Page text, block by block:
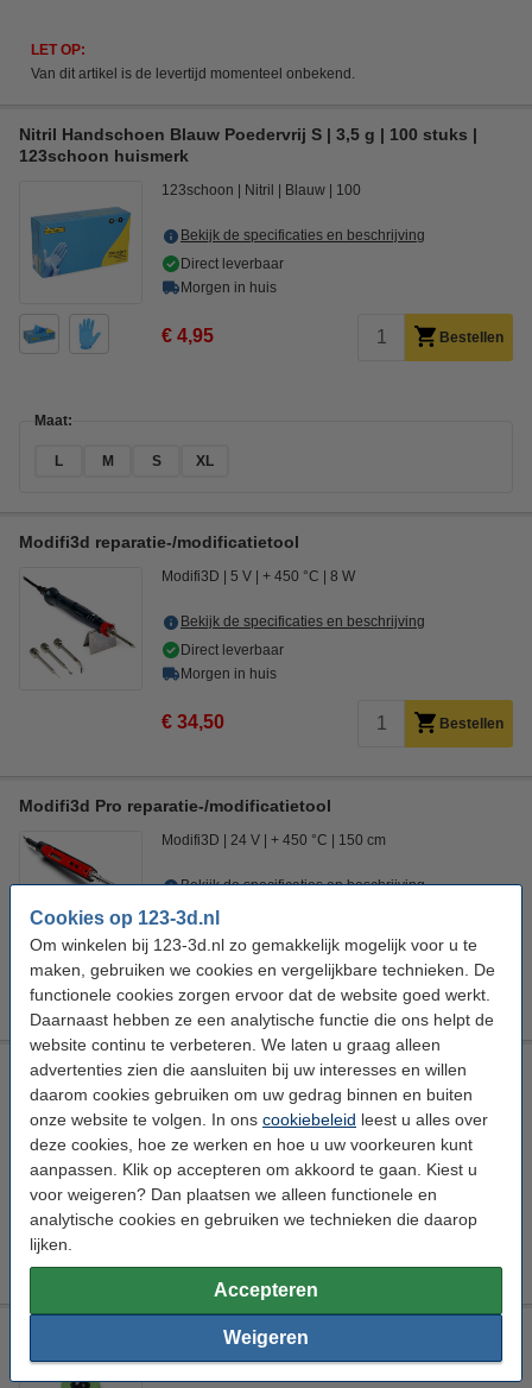
Cookies op 123-3d.nl
Om winkelen bij 123-3d.nl zo gemakkelijk mogelijk voor u te
maken, gebruiken we cookies en vergelijkbare technieken. De
functionele cookies zorgen ervoor dat de website goed werkt.
Daarnaast hebben ze een analytische functie die ons helpt de
website continu te verbeteren. We laten u graag alleen
advertenties zien die aansluiten bij uw interesses en willen
daarom cookies gebruiken om uw gedrag binnen en buiten
onze website te volgen. In ons cookiebeleid leest u alles over
deze cookies, hoe ze werken en hoe u uw voorkeuren kunt
aanpassen. Klik op accepteren om akkoord te gaan. Kiest u
voor weigeren? Dan plaatsen we alleen functionele en
analytische cookies en gebruiken we technieken die daarop
lijken.
Accepteren
Weigeren
LET OP:
Van dit artikel is de levertijd momenteel onbekend.
Nitril Handschoen Blauw Poedervrij S | 3,5 g | 100 stuks |
123schoon huismerk
123schoon Nitril Blauw 100
Bekijk de specificaties en beschrijving
Direct leverbaar
Morgen in huis
€ 4,95 Bestellen
Maat:
L M S XL
Modifi3d reparatie-/modificatietool
Modifi3D 5 V + 450 °C 8 W
Bekijk de specificaties en beschrijving
Direct leverbaar
Morgen in huis
€ 34,50 Bestellen
Modifi3d Pro reparatie-/modificatietool
Modifi3D 24 V + 450 °C 150 cm
Bekijk de specificaties en beschrijving
Direct leverbaar
Morgen in huis
Bestellen
3D-printerstartkit / nabewerkingsset / onderhoudskit
123-3D DGS00122
Bekijk de specificaties en beschrijving
Direct leverbaar
Morgen in huis
3dB Noise Reduction Feet Pads
Steelmans3D 4 Stuks Promotie video DAR00265